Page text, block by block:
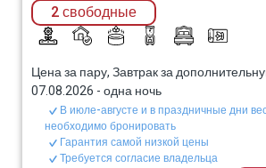
2 свободные
Цена за пару, Завтрак за
07.08.2026 -одна ночь
В июле-августе и в праздничные дни
необходимо бронировать
Гарантия самой низкой цены
Требуется согласие владельца